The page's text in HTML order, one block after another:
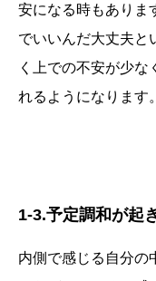
安になる時もありま
でいいんだ大丈夫と
く上での不安が少な
れるようになります。
1-3.予定調和が起
内側で感じる自分の